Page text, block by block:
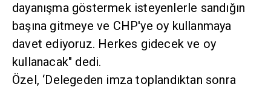
dayanışma göstermek isteyenlerle sandığın
başına gitmeye ve CHP'ye oy kullanmaya
davet ediyoruz. Herkes gidecek ve oy
kullanacak" dedi.
Özel, ‘Delegeden imza toplandıktan sonra